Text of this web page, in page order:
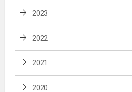
2023
2022
2021
2020